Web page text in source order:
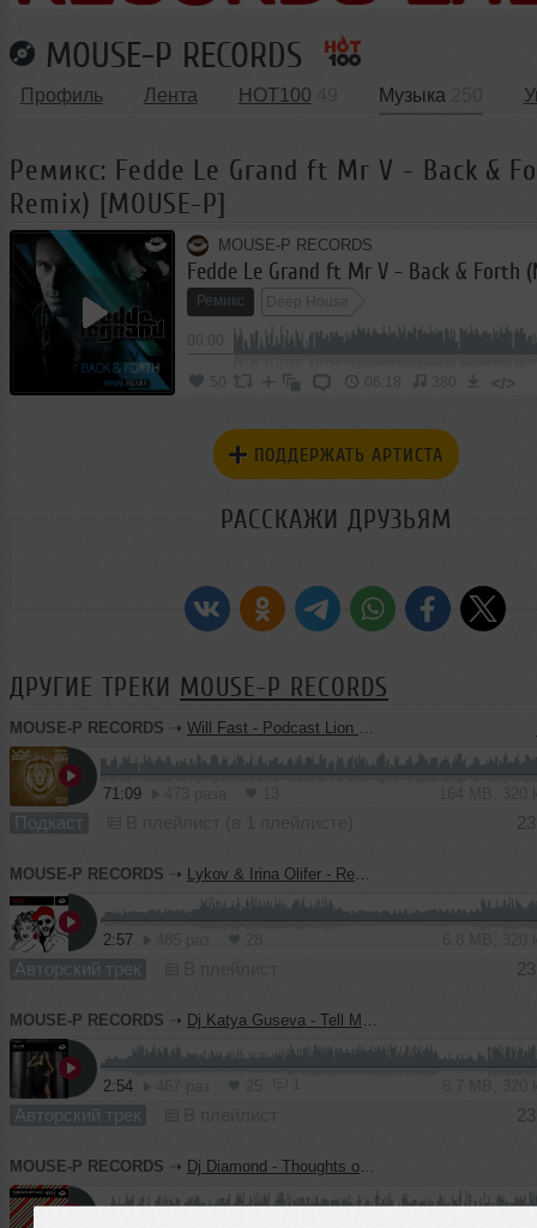
MOUSE-P RECORDS
Профиль Лента HOT100 Музыка
Ремикс: Fedde Le Grand ft Mr V - Back &
Remix) [MOUSE-P]
MOUSE-P RECORDS
Ремикс Deep House
50 06:18 380 </>
ПОДДЕРЖАТЬ АРТИСТА
РАССКАЖИ ДРУЗЬЯМ
ДРУГИЕ ТРЕКИ MOUSE-P RECORDS
MOUSE-P RECORDS ➝ Will Fast - Podcast Lion Music Vol.45 [Stockholm]
71:09
Подкаст
MOUSE-P RECORDS ➝ Lykov & Irina Olifer - Remedy (Radio Edit)
2:57
Авторский трек
MOUSE-P RECORDS ➝ Dj Katya Guseva - Tell Me (Radio Edit)
2:54
Авторский трек
MOUSE-P RECORDS ➝ Dj Diamond - Thoughts out loud (vol.11) [MOUSE-P]